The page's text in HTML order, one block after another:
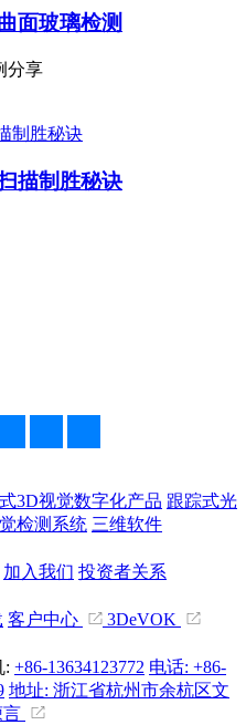
面玻璃检测
分享
描制胜秘诀
3D视觉数字化产品 跟踪式光
检测系统 三维软件
加入我们 投资者关系
客户中心
3DeVOK
: +86-13634123772 电话: +86-
地址: 浙江省杭州市余杭区文
言